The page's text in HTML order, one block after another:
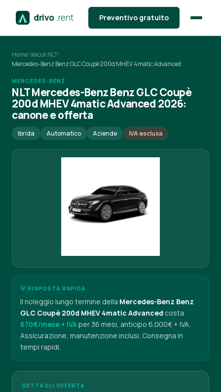
drivo .rent Preventivo gratuito
Home/Veicoli NLT/
Mercedes-Benz Benz GLC Coupè 200d MHEV 4matic Advanced
MERCEDES-BENZ
NLT Mercedes-Benz Benz GLC Coupè
200d MHEV 4matic Advanced 2026:
canone e offerta
Ibrida Automatico Aziende IVA esclusa
💡 RISPOSTA RAPIDA
Il noleggio lungo termine della Mercedes-Benz Benz
GLC Coupè 200d MHEV 4matic Advanced costa
670€/mese + IVAper 36 mesi, anticipo 6.000€ + IVA.
Assicurazione, manutenzione inclusi. Consegna in
tempi rapidi.
DETTAGLI OFFERTA